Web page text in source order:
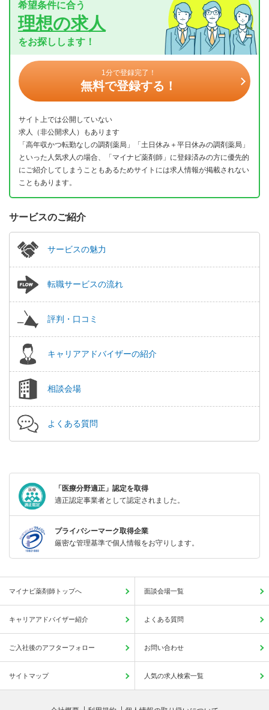
希望条件に合う
理想の求人
をお探しします！
1分で登録完了！
無料で登録する！
サイト上では公開していない
求人（非公開求人）もあります
「高年収かつ転勤なしの調剤薬局」「土日休み＋平日休みの調剤薬局」
といった人気求人の場合、「マイナビ薬剤師」に登録済みの方に優先的
にご紹介してしまうこともあるためサイトには求人情報が掲載されない
こともあります。
サービスのご紹介
サービスの魅力
転職サービスの流れ
評判・口コミ
キャリアアドバイザーの紹介
相談会場
よくある質問
「医療分野適正」認定を取得
適正認定事業者として認定されました。
プライバシーマーク取得企業
厳密な管理基準で個人情報をお守りします。
マイナビ薬剤師トップへ 面談会場一覧
キャリアアドバイザー紹介 よくある質問
ご入社後のアフターフォロー お問い合わせ
サイトマップ 人気の求人検索一覧